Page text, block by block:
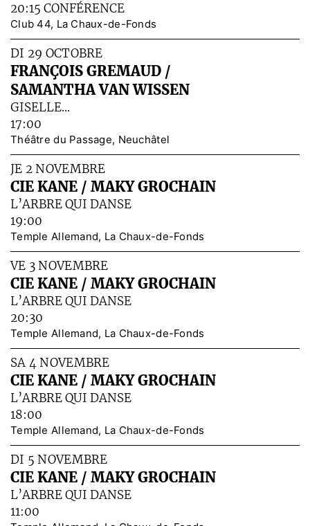
20:15 CONFÉRENCE
Club 44, La Chaux-de-Fonds
DI 29 OCTOBRE
FRANÇOIS GREMAUD /
SAMANTHA VAN WISSEN
GISELLE...
17:00
Théâtre du Passage, Neuchâtel
JE 2 NOVEMBRE
CIE KANE / MAKY GROCHAIN
L’ARBRE QUI DANSE
19:00
Temple Allemand, La Chaux-de-Fonds
VE 3 NOVEMBRE
CIE KANE / MAKY GROCHAIN
L’ARBRE QUI DANSE
20:30
Temple Allemand, La Chaux-de-Fonds
SA 4 NOVEMBRE
CIE KANE / MAKY GROCHAIN
L’ARBRE QUI DANSE
18:00
Temple Allemand, La Chaux-de-Fonds
DI 5 NOVEMBRE
CIE KANE / MAKY GROCHAIN
L’ARBRE QUI DANSE
11:00